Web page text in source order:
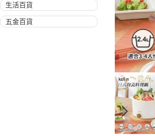
生活百貨
五金百貨